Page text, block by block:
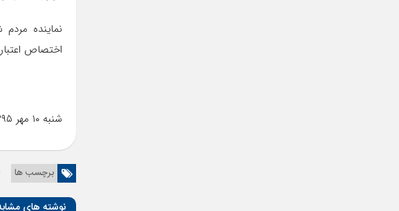
نماینده
اختصاص
شنبه ۱۰ مهر ۱۳۹۵
برچسب ها
نوشته های